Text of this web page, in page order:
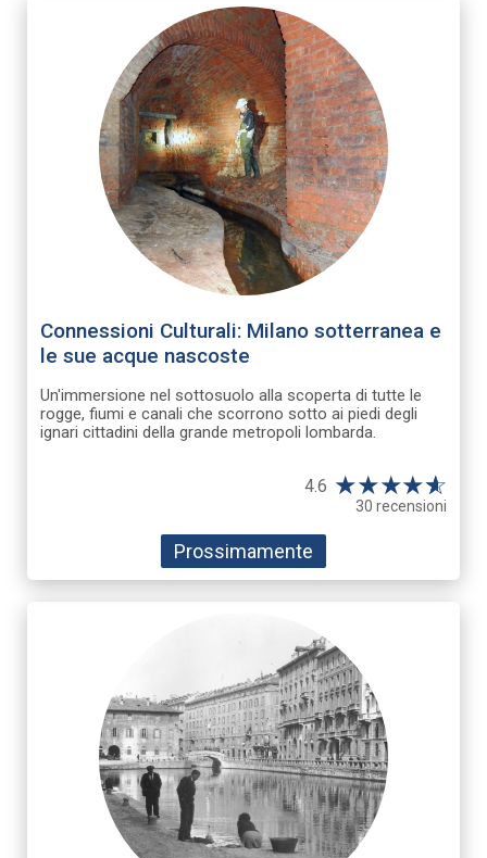
Connessioni Culturali: Milano sotterranea e
le sue acque nascoste
Un'immersione nel sottosuolo alla scoperta di tutte le
rogge, fiumi e canali che scorrono sotto ai piedi degli
ignari cittadini della grande metropoli lombarda.
4.6 ★★★★☆
★
30 recensioni
Prossimamente